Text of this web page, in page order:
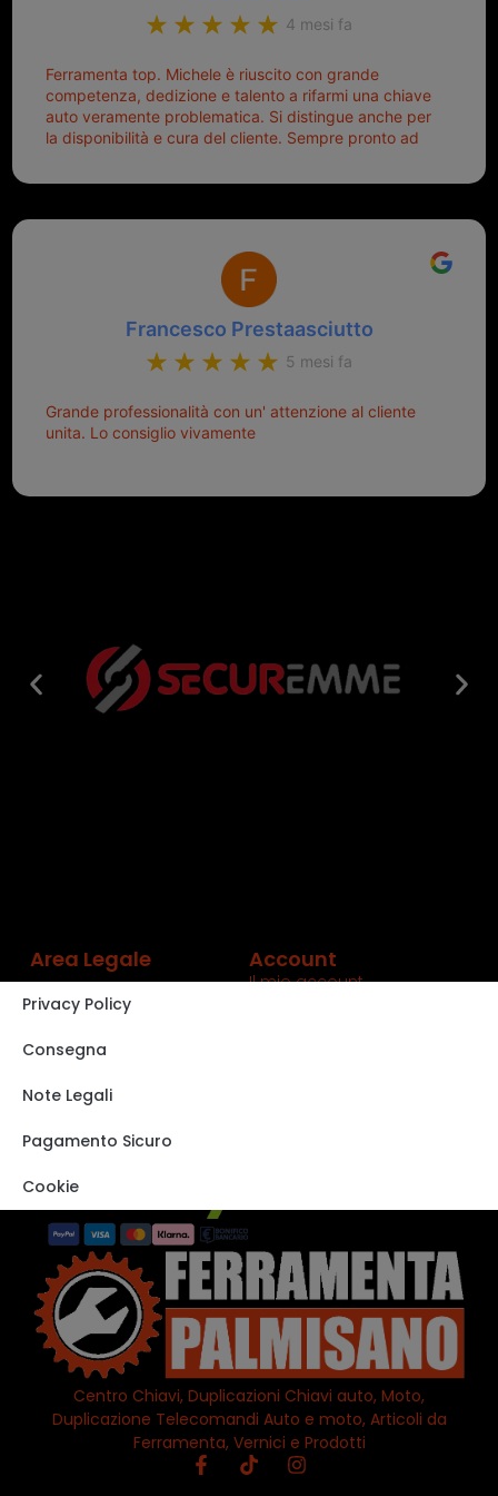
4 mesi fa
Ferramenta top. Michele è riuscito con grande
competenza, dedizione e talento a rifarmi una chiave
auto veramente problematica. Si distingue anche per
la disponibilità e cura del cliente. Sempre pronto ad
Francesco Prestaasciutto
5 mesi fa
Grande professionalità con un' attenzione al cliente
unita. Lo consiglio vivamente
Centro Chiavi, Duplicazioni Chiavi auto, Moto,
Duplicazione Telecomandi Auto e moto, Articoli da
Ferramenta, Vernici e Prodotti
Area Legale
Privacy Policy
Consegna
Note Legali
Pagamento Sicuro
Cookie
Account
Il mio account
VISITA IL NOSTRO